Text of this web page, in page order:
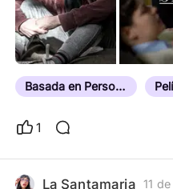
Basada en Personas Reales
1
La Santamaria 11